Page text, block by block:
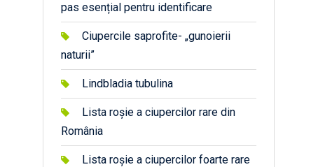
pas esențial pentru identificare
Ciupercile saprofite- „gunoierii
naturii”
Lindbladia tubulina
Lista roșie a ciupercilor rare din
România
Lista roșie a ciupercilor foarte rare